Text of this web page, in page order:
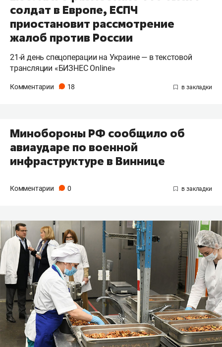
солдат в Европе, ЕСПЧ
приостановит рассмотрение
жалоб против России
21-й день спецоперации на Украине — в текстовой
трансляции «БИЗНЕС Online»
Комментарии 18
Минобороны РФ сообщило об
авиаударе по военной
инфраструктуре в Виннице
Комментарии 0